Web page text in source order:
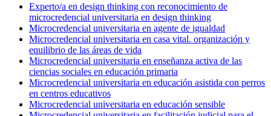
Experto/a en design thinking con reconocimiento de
microcredencial universitaria en design thinking
Microcredencial universitaria en agente de igualdad
Microcredencial universitaria en casa vital. organización y
equilibrio de las áreas de vida
Microcredencial universitaria en enseñanza activa de las
ciencias sociales en educación primaria
Microcredencial universitaria en educación asistida con perros
en centros educativos
Microcredencial universitaria en educación sensible